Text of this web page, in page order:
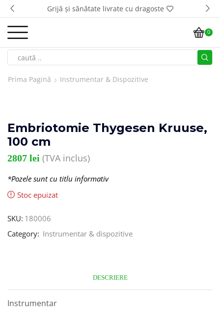
Grijă și sănătate livrate cu dragoste
0
Prima Pagină Instrumentar & Dispozitive
Embriotomie Thygesen Kruuse,
100 cm
2807 lei (TVA inclus)
*Pozele sunt cu titlu informativ
Stoc epuizat
SKU: 180006
Category: Instrumentar & dispozitive
DESCRIERE
Instrumentar